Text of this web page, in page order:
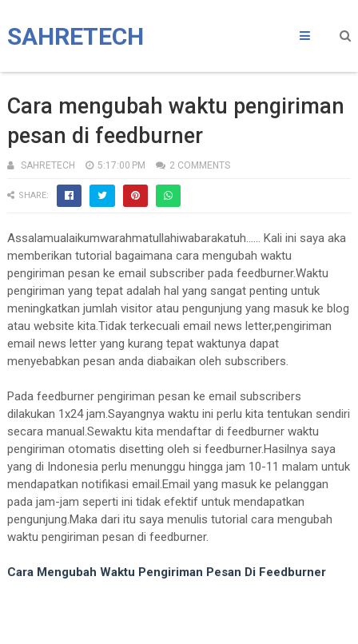
SAHRETECH
Cara mengubah waktu pengiriman
pesan di feedburner
SAHRETECH 5:17:00 PM 2 COMMENTS
SHARE:
Assalamualaikumwarahmatullahiwabarakatuh...... Kali ini saya aka
memberikan tutorial bagaimana cara mengubah waktu
pengiriman pesan ke email subscriber pada feedburner.Waktu
pengiriman yang tepat adalah hal yang sangat penting untuk
meningkatkan jumlah visitor atau pengunjung yang masuk ke blog
atau website kita.Tidak terkecuali email news letter,pengiriman
email news letter yang kurang tepat waktunya dapat
menyebabkan pesan anda diabaikan oleh subscribers.
Pada feedburner pengiriman pesan ke email subscribers
dilakukan 1x24 jam.Sayangnya waktu ini perlu kita tentukan sendiri
secara manual.Sewaktu kita mendaftar di feedburner waktu
pengiriman otomatis disetting oleh si feedburner.Hasilnya saya
yang di Indonesia perlu menunggu hingga jam 10-11 malam untuk
mendapatkan notifikasi email.Email yang masuk ke pelanggan
pada jam-jam seperti ini tidak efektif untuk mendapatkan
pengunjung.Maka dari itu saya menulis tutorial cara mengubah
waktu pengiriman pesan di feedburner.
Cara Mengubah Waktu Pengiriman Pesan Di Feedburner